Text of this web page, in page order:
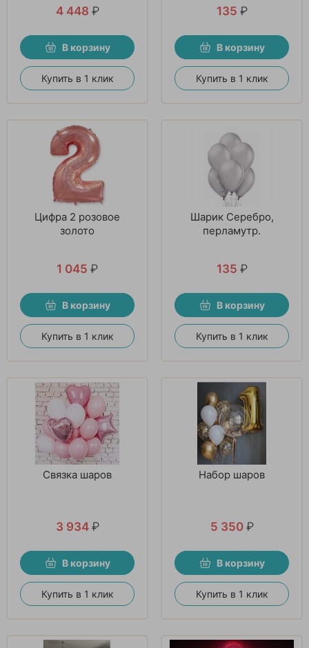
4 448 ₽
В корзину
Купить в 1 клик
135 ₽
В корзину
Купить в 1 клик
Цифра 2 розовое
золото
1 045 ₽
В корзину
Купить в 1 клик
Шарик Серебро,
перламутр.
135 ₽
В корзину
Купить в 1 клик
Связка шаров
3 934 ₽
В корзину
Купить в 1 клик
Набор шаров
5 350 ₽
В корзину
Купить в 1 клик